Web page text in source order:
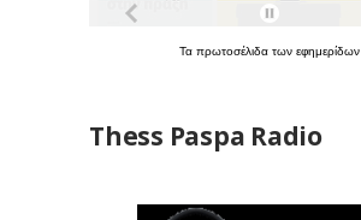
Τα πρωτοσέλιδα των εφημερίδων
Thess Paspa Radio